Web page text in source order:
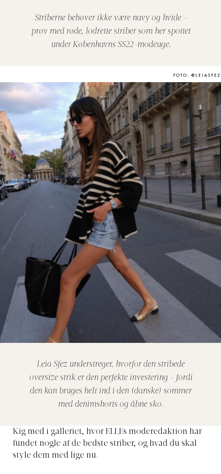
Striberne behøver ikke være navy og hvide -
prøv med røde, lodrette striber som her spottet
under Københavns SS22-modeuge.
FOTO: @LEIASFEZ
Leia Sfez understreger, hvorfor den stribede
oversize strik er den perfekte investering - fordi
den kan bruges helt ind i den (danske) sommer
med denimshorts og åbne sko.
Kig med i galleriet, hvor ELLEs moderedaktion har
fundet nogle af de bedste striber, og hvad du skal
style dem med lige nu.